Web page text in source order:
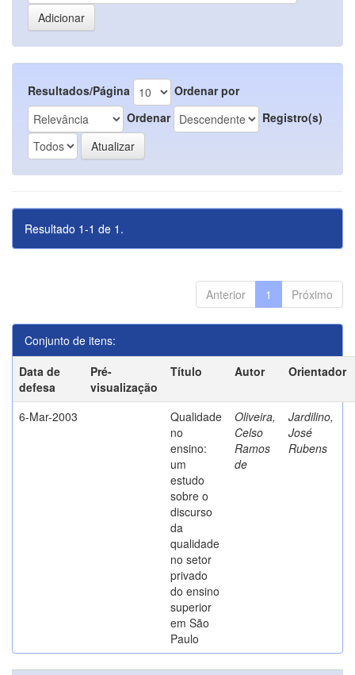
Resultados/Página
Ordenar por
Ordenar
Registro(s)
Resultado 1-1 de 1.
Anterior 1 Próximo
Conjunto de itens:
Data de
defesa
Pré-
visualização
Título Autor Orientador
6-Mar-2003
Qualidade
no
ensino:
um
estudo
sobre o
discurso
da
qualidade
no setor
privado
do ensino
superior
em São
Paulo
Oliveira,
Celso
Ramos
de
Jardilino,
José
Rubens